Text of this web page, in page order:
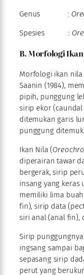
Genus :
Spesies :
B. Morfologi
Morfologi ikan nila
Saanin (1984),
pipih, punggung
sirip ekor
ditemukan garis
punggung
Ikan Nila (
diperairan tawar
bergerak, sirip
insang yang
memiliki lima
fin), sirip data
siri anal (anal fin),
Sirip
ingsang sampai
sepasang sirip
perut yang